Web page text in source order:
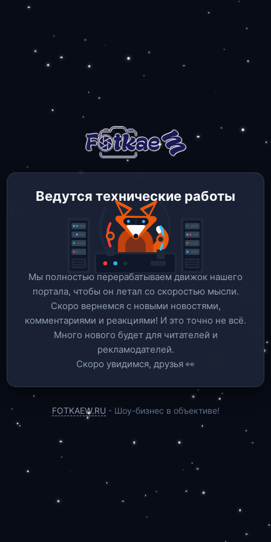
Ведутся технические работы
Мы полностью перерабатываем движок нашего
портала, чтобы он летал со скоростью мысли.
Скоро вернемся c новыми новостями,
комментариями и реакциями! И это точно не всё.
Много нового будет для читателей и
рекламодателей.
Скоро увидимся, друзья 👀
FOTKAEW.RU - Шоу-бизнес в объективе!